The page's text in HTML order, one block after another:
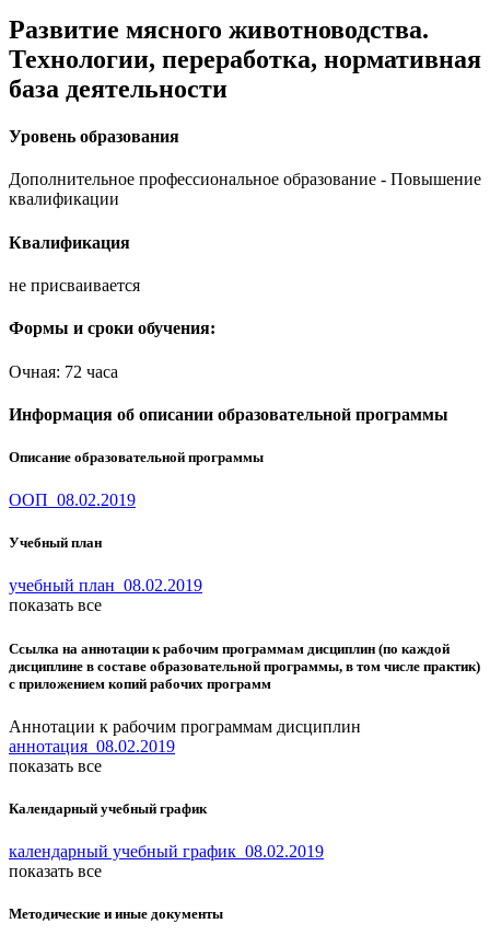
Развитие мясного животноводства.
Технологии, переработка, нормативная
база деятельности
Уровень образования
Дополнительное профессиональное образование - Повышение
квалификации
Квалификация
не присваивается
Формы и сроки обучения:
Очная: 72 часа
Информация об описании образовательной программы
Описание образовательной программы
ООП_08.02.2019
Учебный план
учебный план_08.02.2019
показать все
Ссылка на аннотации к рабочим программам дисциплин (по каждой
дисциплине в составе образовательной программы, в том числе практик)
с приложением копий рабочих программ
Аннотации к рабочим программам дисциплин
аннотация_08.02.2019
показать все
Календарный учебный график
календарный учебный график_08.02.2019
показать все
Методические и иные документы